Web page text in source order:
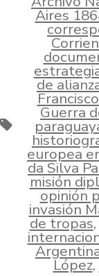
Tags
Aires
de
Guerra
europea
da Silva
misión
opinión
invasión
de tropas,
López,